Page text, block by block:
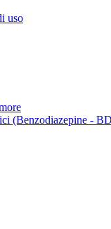
uso
(Benzodiazepine -